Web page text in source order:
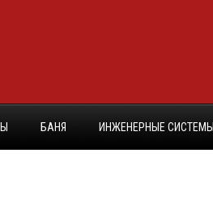
БАНЯ ИНЖЕНЕРНЫЕ СИСТЕМЫ